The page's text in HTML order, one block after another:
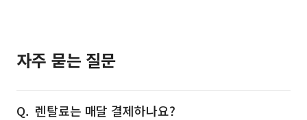
자주 묻는 질문
렌탈료는 매달 결제하나요?